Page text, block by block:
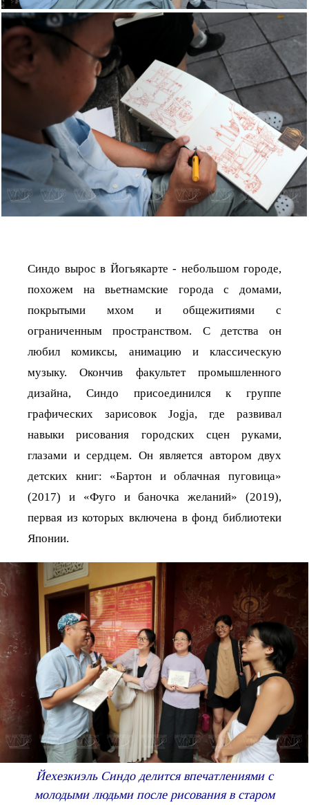
Синдо вырос в Йогьякарте - небольшом городе,
похожем на вьетнамские города с домами,
покрытыми мхом и общежитиями с
ограниченным пространством. С детства он
любил комиксы, анимацию и классическую
музыку. Окончив факультет промышленного
дизайна, Синдо присоединился к группе
графических зарисовок Jogja, где развивал
навыки рисования городских сцен руками,
глазами и сердцем. Он является автором двух
детских книг: «Бартон и облачная пуговица»
(2017) и «Фуго и баночка желаний» (2019),
первая из которых включена в фонд библиотеки
Японии.
Йехезкиэль Синдо делится впечатлениями с
молодыми людьми после рисования в старом